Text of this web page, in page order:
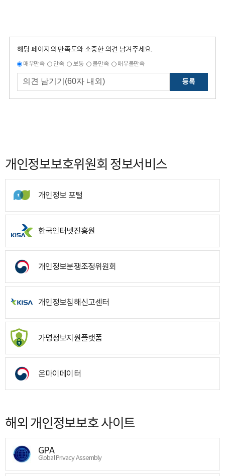
해당 페이지의 만족도와 소중한 의견 남겨주세요.
매우만족 만족 보통 불만족 매우불만족
등록
개인정보보호위원회 정보서비스
개인정보 포털
한국인터넷진흥원
개인정보분쟁조정위원회
개인정보침해신고센터
가명정보지원플랫폼
온마이데이터
해외 개인정보보호 사이트
GPA
Global Privacy Assembly